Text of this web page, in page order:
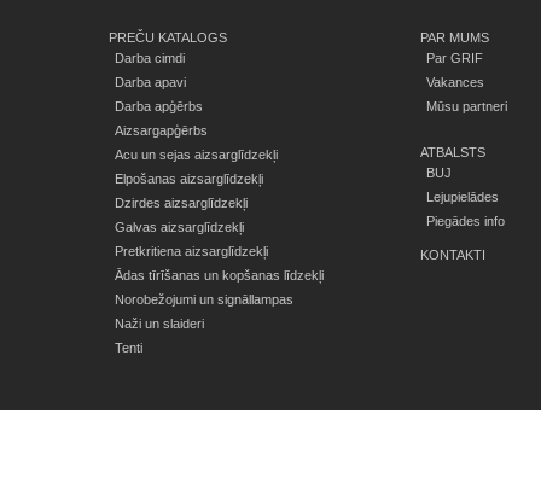
PREČU KATALOGS
Darba cimdi
Darba apavi
Darba apģērbs
Aizsargapģērbs
Acu un sejas aizsarglīdzekļi
Elpošanas aizsarglīdzekļi
Dzirdes aizsarglīdzekļi
Galvas aizsarglīdzekļi
Pretkritiena aizsarglīdzekļi
Ādas tīrīšanas un kopšanas līdzekļi
Norobežojumi un signāllampas
Naži un slaideri
Tenti
PAR MUMS
Par GRIF
Vakances
Mūsu partneri
ATBALSTS
BUJ
Lejupielādes
Piegādes info
KONTAKTI